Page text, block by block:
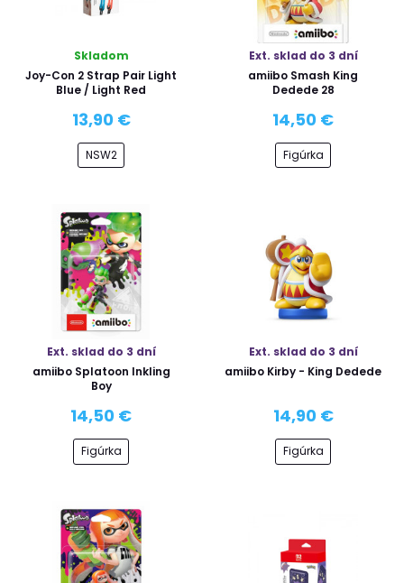
Skladom
Joy-Con 2 Strap Pair Light
Blue / Light Red
13,90 €
NSW2
Ext. sklad do 3 dní
amiibo Smash King
Dedede 28
14,50 €
Figúrka
Ext. sklad do 3 dní
amiibo Splatoon Inkling
Boy
14,50 €
Figúrka
Ext. sklad do 3 dní
amiibo Kirby - King Dedede
14,90 €
Figúrka